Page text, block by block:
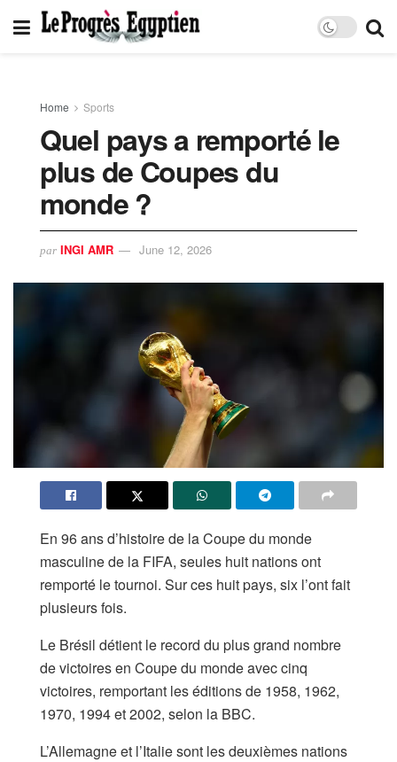
Home Sports
Quel pays a remporté le
plus de Coupes du
monde ?
par INGI AMR June 12, 2026
En 96 ans d’histoire de la Coupe du monde
masculine de la FIFA, seules huit nations ont
remporté le tournoi. Sur ces huit pays, six l’ont fait
plusieurs fois.
Le Brésil détient le record du plus grand nombre
de victoires en Coupe du monde avec cinq
victoires, remportant les éditions de 1958, 1962,
1970, 1994 et 2002, selon la BBC.
L’Allemagne et l’Italie sont les deuxièmes nations